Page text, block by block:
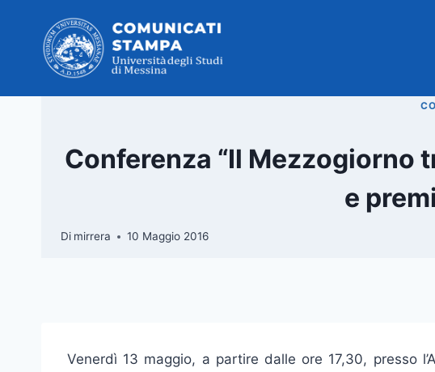
contenuto
Conferenza “Il Mezzogiorno
e
Di mirrera 10 Maggio 2016
Venerdì 13 maggio, a partire dalle ore 17,30, presso